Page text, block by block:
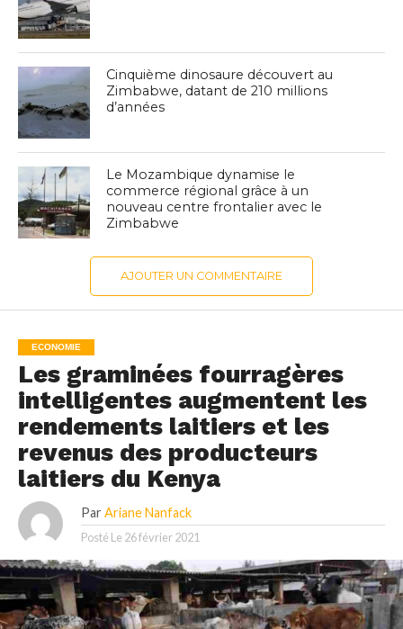
Cinquième dinosaure découvert au
Zimbabwe, datant de 210 millions
d’années
Le Mozambique dynamise le
commerce régional grâce à un
nouveau centre frontalier avec le
Zimbabwe
AJOUTER UN COMMENTAIRE
ECONOMIE
Les graminées fourragères
intelligentes augmentent les
rendements laitiers et les
revenus des producteurs
laitiers du Kenya
Par Ariane Nanfack
Posté Le 26 février 2021